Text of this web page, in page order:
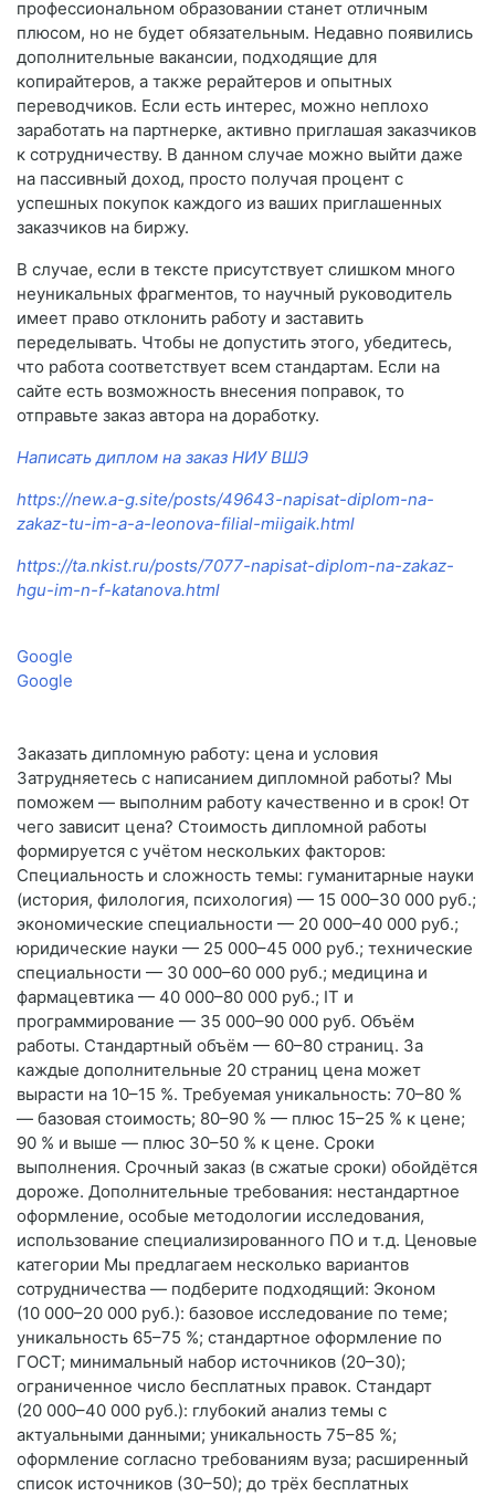
профессиональном образовании станет отличным
плюсом, но не будет обязательным. Недавно появились
дополнительные вакансии, подходящие для
копирайтеров, а также рерайтеров и опытных
переводчиков. Если есть интерес, можно неплохо
заработать на партнерке, активно приглашая заказчиков
к сотрудничеству. В данном случае можно выйти даже
на пассивный доход, просто получая процент с
успешных покупок каждого из ваших приглашенных
заказчиков на биржу.
В случае, если в тексте присутствует слишком много
неуникальных фрагментов, то научный руководитель
имеет право отклонить работу и заставить
переделывать. Чтобы не допустить этого, убедитесь,
что работа соответствует всем стандартам. Если на
сайте есть возможность внесения поправок, то
отправьте заказ автора на доработку.
Написать диплом на заказ НИУ ВШЭ
https://new.a-g.site/posts/49643-napisat-diplom-na-
zakaz-tu-im-a-a-leonova-filial-miigaik.html
https://ta.nkist.ru/posts/7077-napisat-diplom-na-zakaz-
hgu-im-n-f-katanova.html
Google
Google
Заказать дипломную работу: цена и условия
Затрудняетесь с написанием дипломной работы? Мы
поможем — выполним работу качественно и в срок! От
чего зависит цена? Стоимость дипломной работы
формируется с учётом нескольких факторов:
Специальность и сложность темы: гуманитарные науки
(история, филология, психология) — 15 000–30 000 руб.;
экономические специальности — 20 000–40 000 руб.;
юридические науки — 25 000–45 000 руб.; технические
специальности — 30 000–60 000 руб.; медицина и
фармацевтика — 40 000–80 000 руб.; IT и
программирование — 35 000–90 000 руб. Объём
работы. Стандартный объём — 60–80 страниц. За
каждые дополнительные 20 страниц цена может
вырасти на 10–15 %. Требуемая уникальность: 70–80 %
— базовая стоимость; 80–90 % — плюс 15–25 % к цене;
90 % и выше — плюс 30–50 % к цене. Сроки
выполнения. Срочный заказ (в сжатые сроки) обойдётся
дороже. Дополнительные требования: нестандартное
оформление, особые методологии исследования,
использование специализированного ПО и т. д. Ценовые
категории Мы предлагаем несколько вариантов
сотрудничества — подберите подходящий: Эконом
(10 000–20 000 руб.): базовое исследование по теме;
уникальность 65–75 %; стандартное оформление по
ГОСТ; минимальный набор источников (20–30);
ограниченное число бесплатных правок. Стандарт
(20 000–40 000 руб.): глубокий анализ темы с
актуальными данными; уникальность 75–85 %;
оформление согласно требованиям вуза; расширенный
список источников (30–50); до трёх бесплатных